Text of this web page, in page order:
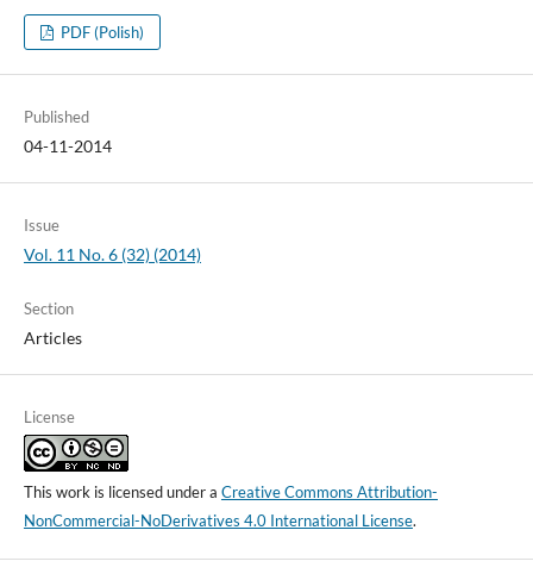
PDF (Polish)
Published
04-11-2014
Issue
Vol. 11 No. 6 (32) (2014)
Section
Articles
License
This work is licensed under a Creative Commons Attribution-
NonCommercial-NoDerivatives 4.0 International License.